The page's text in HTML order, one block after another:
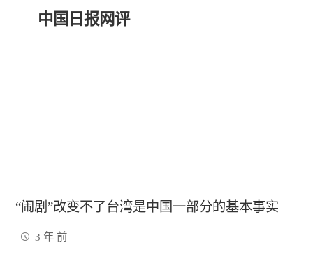
中国日报网评
“闹剧”改变不了台湾是中国一部分的基本事实
3 年 前